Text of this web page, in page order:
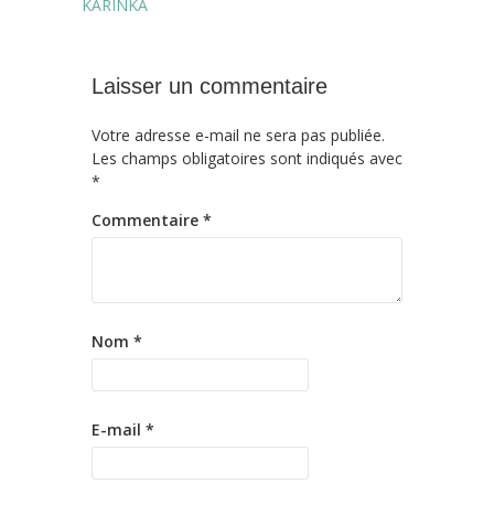
KARINKA
Laisser un commentaire
Votre adresse e-mail ne sera pas publiée.
Les champs obligatoires sont indiqués avec
*
Commentaire *
Nom *
E-mail *